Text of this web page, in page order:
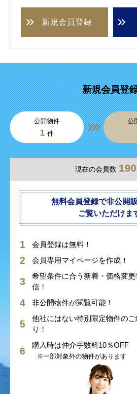
新規会員登録
新規会員登
公開物件
1 件
公
現在の会員数 190
無料会員登録で非公開
ご覧いただけま
会員登録は無料！
会員専用マイページを作成！
希望条件に合う新着・価格変
信！
非公開物件が閲覧可能！
他社にはない特別限定物件の
り！
購入時は仲介手数料10％OFF
※一部対象外の物件があります